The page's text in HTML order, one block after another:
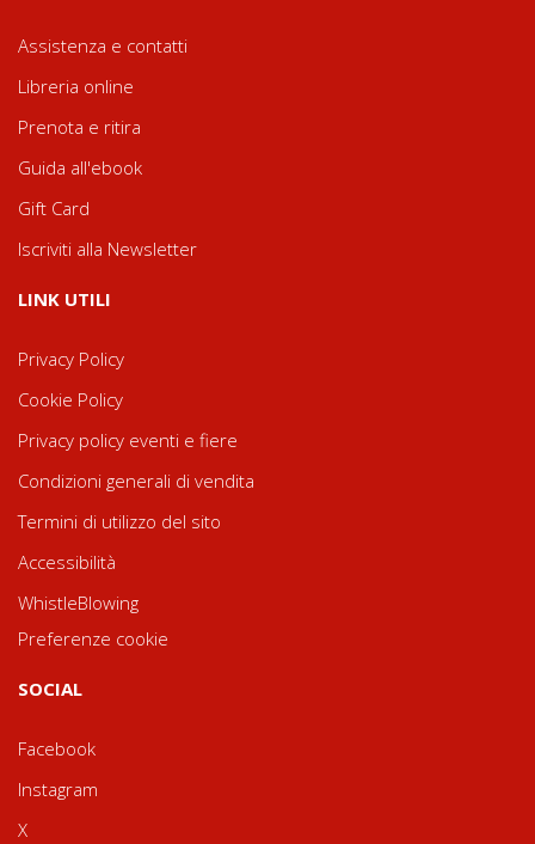
Assistenza e contatti
Libreria online
Prenota e ritira
Guida all'ebook
Gift Card
Iscriviti alla Newsletter
LINK UTILI
Privacy Policy
Cookie Policy
Privacy policy eventi e fiere
Condizioni generali di vendita
Termini di utilizzo del sito
Accessibilità
WhistleBlowing
Preferenze cookie
SOCIAL
Facebook
Instagram
X